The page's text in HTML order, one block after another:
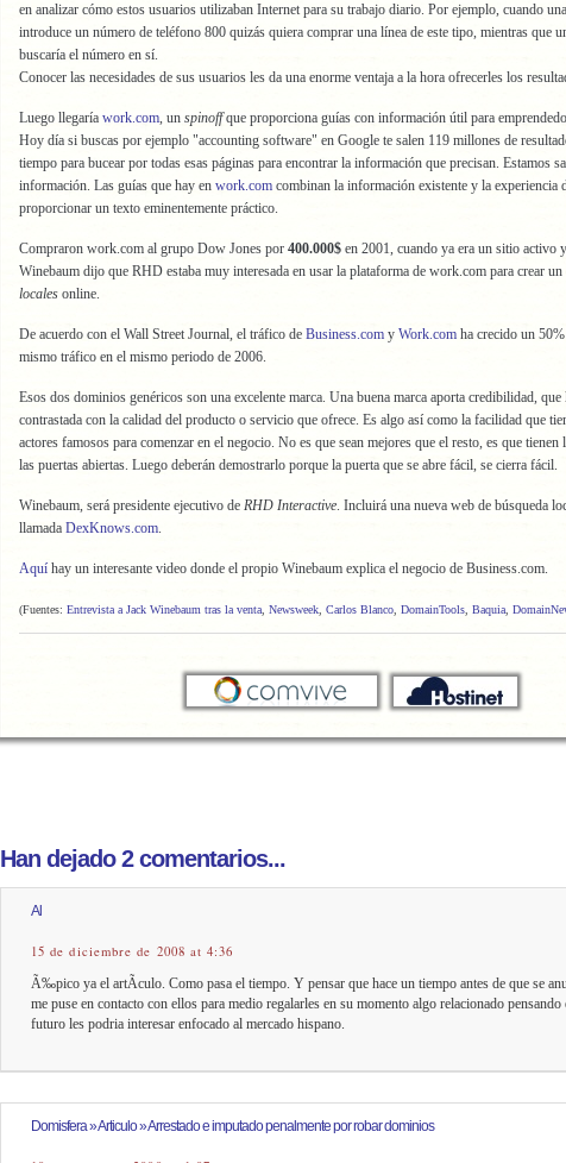
en analizar cómo estos usuarios utilizaban Internet para su trabajo diario. Por ejemplo, cuando
introduce un número de teléfono 800 quizás quiera comprar una línea de este tipo, mientras que
buscaría el número en sí.
Conocer las necesidades de sus usuarios les da una enorme ventaja a la hora ofrecerles los
Luego llegaría work.com, un spinoffque proporciona guías con información útil para
Hoy día si buscas por ejemplo "accounting software" en Google te salen 119 millones de
tiempo para bucear por todas esas páginas para encontrar la información que precisan. Estamos
información. Las guías que hay en work.com combinan la información existente y la experiencia
proporcionar un texto eminentemente práctico.
Compraron work.com al grupo Dow Jones por 400.000$ en 2001, cuando ya era un sitio activo
Winebaum dijo que RHD estaba muy interesada en usar la plataforma de work.com para crear
locales online.
De acuerdo con el Wall Street Journal, el tráfico de Business.com y Work.com ha crecido un
mismo tráfico en el mismo periodo de 2006.
Esos dos dominios genéricos son una excelente marca. Una buena marca aporta credibilidad, que
contrastada con la calidad del producto o servicio que ofrece. Es algo así como la facilidad que
actores famosos para comenzar en el negocio. No es que sean mejores que el resto, es que tienen
las puertas abiertas. Luego deberán demostrarlo porque la puerta que se abre fácil, se cierra fácil.
Winebaum, será presidente ejecutivo de RHD Interactive. Incluirá una nueva web de búsqueda
llamada DexKnows.com.
Aquí hay un interesante video donde el propio Winebaum explica el negocio de Business.com.
(Fuentes: Entrevista a Jack Winebaum tras la venta Newsweek Carlos Blanco DomainTools Baquia
Han dejado 2 comentarios...
Al
15 de diciembre de 2008 at 4:36
Ã‰pico ya el artÃ­culo. Como pasa el tiempo. Y pensar que hace un tiempo antes de que se
me puse en contacto con ellos para medio regalarles en su momento algo relacionado pensando
futuro les podria interesar enfocado al mercado hispano.
Domisfera » Articulo » Arrestado e imputado penalmente por robar dominios